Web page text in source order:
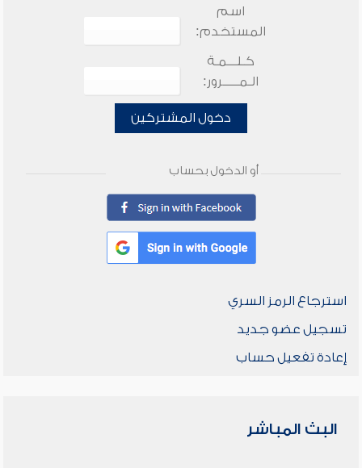
اسم
المستخدم:
كـلـــمـة
الـمـــــرور:
دخول المشتركين
أو الدخول بحساب
استرجاع الرمز السري
تسجيل عضو جديد
إعادة تفعيل حساب
البث المباشر